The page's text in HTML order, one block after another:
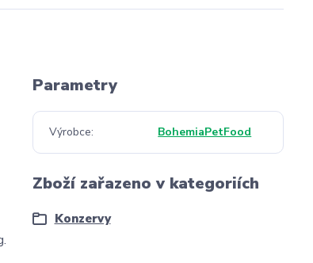
Parametry
Výrobce BohemiaPetFood
Zboží zařazeno v kategoriích
Konzervy